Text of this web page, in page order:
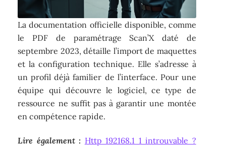
La documentation officielle disponible, comme
le PDF de paramétrage Scan’X daté de
septembre 2023, détaille l’import de maquettes
et la configuration technique. Elle s’adresse à
un profil déjà familier de l’interface. Pour une
équipe qui découvre le logiciel, ce type de
ressource ne suffit pas à garantir une montée
en compétence rapide.
Lire également : Http 192168.1 1 introuvable ?